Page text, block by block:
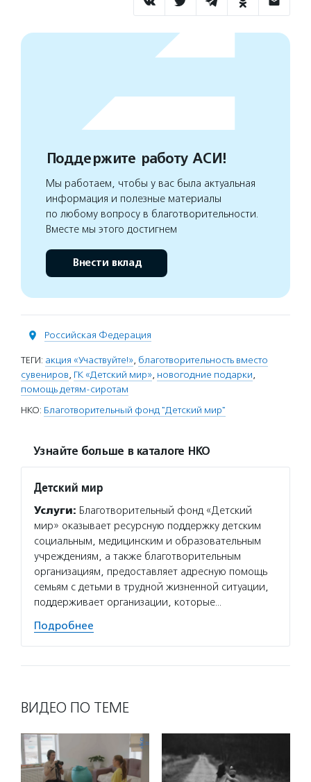
Поддержите работу АСИ!
Мы работаем, чтобы у вас была актуальная
информация и полезные материалы
по любому вопросу в благотворительности.
Вместе мы этого достигнем
Внести вклад
Российская Федерация
ТЕГИ: акция «Участвуйте!», благотворительность вместо
сувениров, ГК «Детский мир», новогодние подарки,
помощь детям-сиротам
НКО: Благотворительный фонд "Детский мир"
Узнайте больше в каталоге НКО
Детский мир
Услуги: Благотворительный фонд «Детский
мир» оказывает ресурсную поддержку детским
социальным, медицинским и образовательным
учреждениям, а также благотворительным
организациям, предоставляет адресную помощь
семьям с детьми в трудной жизненной ситуации,
поддерживает организации, которые…
Подробнее
ВИДЕО ПО ТЕМЕ